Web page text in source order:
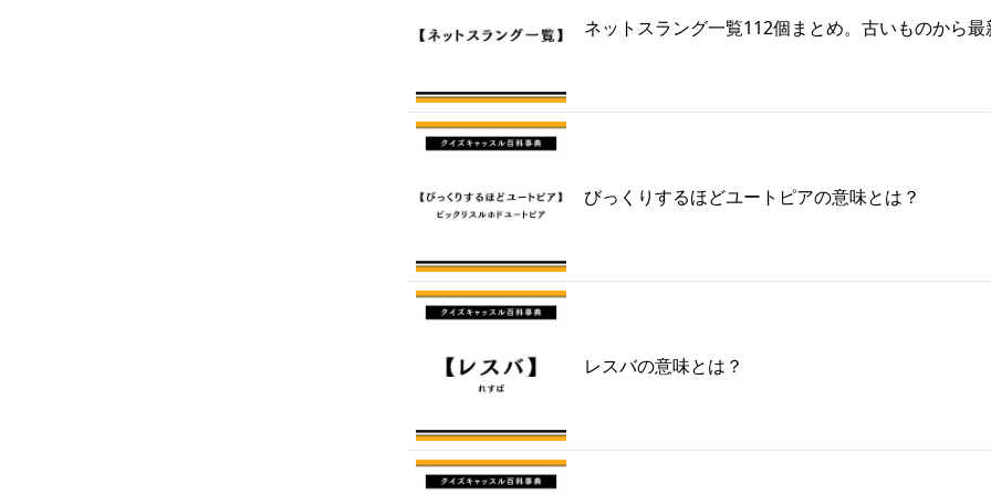
ネットスラング一覧112個まとめ。古いものから
びっくりするほどユートピアの意味とは？
レスバの意味とは？